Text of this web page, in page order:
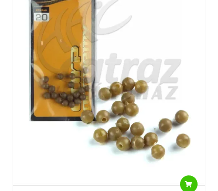
21255 Beerse, Dennenlaan u 3/A
Használati útmutató: horgászfelszerelés, horgászati célra.
Szerelékek, csalik ütköztetésére.
Úszórögzítők anyaga:szilikon,gumi és műanyag
Nem játék, gyermekektől elzárva tartandó!